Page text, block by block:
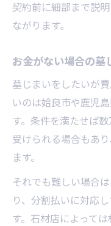
契約前に細部まで説
ながります。
お金がない場合の墓
墓じまいをしたいが
いのは姶良市や鹿児
す。条件を満たせば
受けられる場合もあ
ます。
それでも難しい場合
り、分割払いに対応
す。石材店によって